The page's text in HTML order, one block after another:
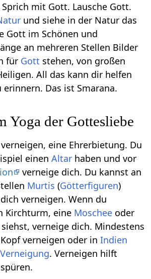
mit Gott. Lausche Gott.
und siehe in der Natur das
Gott im Schönen und
an mehreren Stellen Bilder
für Gott stehen, von großen
All das kann dir helfen
erinnern. Das ist Smarana.
Yoga der Gottesliebe
eine Ehrerbietung. Du
einenAltar haben und vor
verneige dich. Du kannst an
Murtis (Götterfiguren)
verneigen. Wenn du
Kirchturm, eine Moschee oder
siehst, verneige dich. Mindestens
verneigen oder inIndien
Verneigung. Verneigen hilft